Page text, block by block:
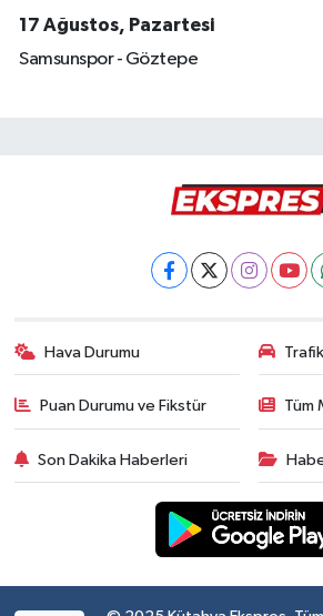
17 Ağustos, Pazartesi
Samsunspor - Göztepe
Hava Durumu
Puan Durumu ve Fikstür Tüm
Son Dakika Haberleri